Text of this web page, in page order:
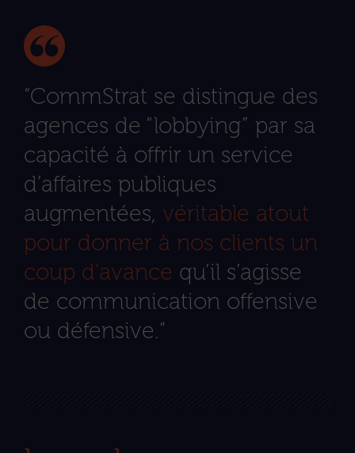
“CommStrat se distingue des
agences de “lobbying” par sa
capacité à offrir un service
d’affaires publiques
augmentées, véritable atout
pour donner à nos clients un
coup d’avance qu’il s’agisse
de communication offensive
ou défensive.”